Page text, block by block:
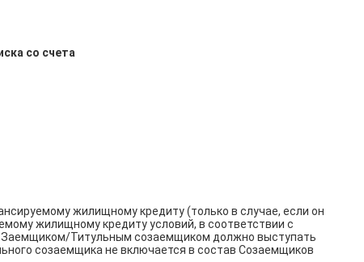
со счета
жилищному кредиту (только в случае, если он
жилищному кредиту условий, в соответствии с
Заемщиком/Титульным созаемщиком должно выступать
созаемщика не включается в состав Созаемщиков